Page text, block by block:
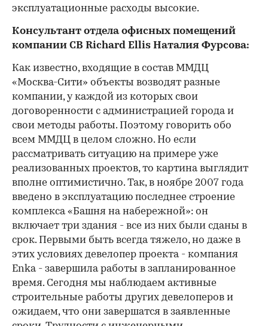
эксплуатационные расходы высокие.
Консультант отдела офисных помещений
компании CB Richard Ellis Наталия Фурсова:
Как известно, входящие в состав ММДЦ
«Москва-Сити» объекты возводят разные
компании, у каждой из которых свои
договоренности с администрацией города и
свои методы работы. Поэтому говорить обо
всем ММДЦ в целом сложно. Но если
рассматривать ситуацию на примере уже
реализованных проектов, то картина выглядит
вполне оптимистично. Так, в ноябре 2007 года
введено в эксплуатацию последнее строение
комплекса «Башня на набережной»: он
включает три здания - все из них были сданы в
срок. Первыми быть всегда тяжело, но даже в
этих условиях девелопер проекта - компания
Enka - завершила работы в запланированное
время. Сегодня мы наблюдаем активные
строительные работы других девелоперов и
ожидаем, что они завершатся в заявленные